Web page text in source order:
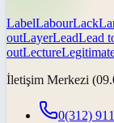
LabelLabourLack
outLayerLeadLead
outLecture
İletişim Merkezi
0(312)